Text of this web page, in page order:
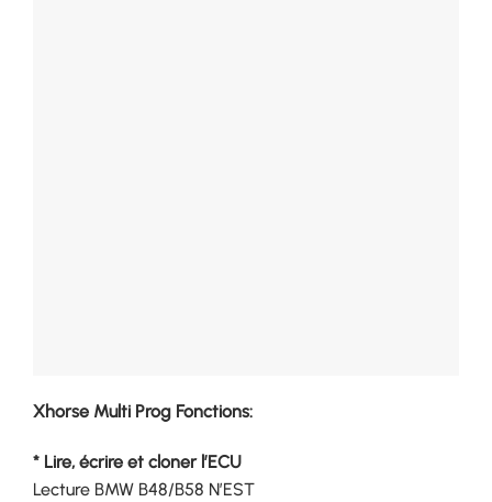
Xhorse Multi Prog Fonctions:
* Lire, écrire et cloner l’ECU
Lecture BMW B48/B58 N’EST